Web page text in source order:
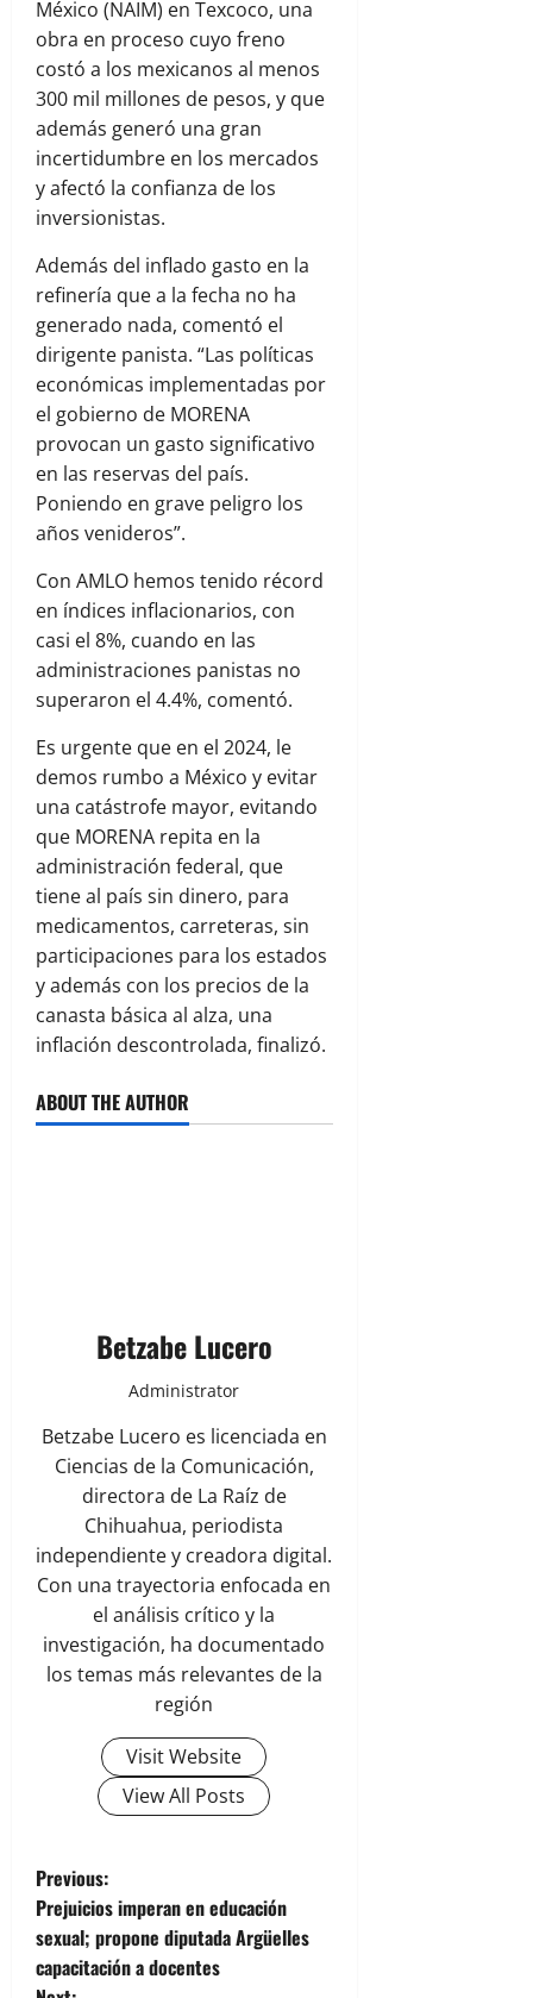
México (NAIM) en Texcoco, una
obra en proceso cuyo freno
costó a los mexicanos al menos
300 mil millones de pesos, y que
además generó una gran
incertidumbre en los mercados
y afectó la confianza de los
inversionistas.
Además del inflado gasto en la
refinería que a la fecha no ha
generado nada, comentó el
dirigente panista. “Las políticas
económicas implementadas por
el gobierno de MORENA
provocan un gasto significativo
en las reservas del país.
Poniendo en grave peligro los
años venideros”.
Con AMLO hemos tenido récord
en índices inflacionarios, con
casi el 8%, cuando en las
administraciones panistas no
superaron el 4.4%, comentó.
Es urgente que en el 2024, le
demos rumbo a México y evitar
una catástrofe mayor, evitando
que MORENA repita en la
administración federal, que
tiene al país sin dinero, para
medicamentos, carreteras, sin
participaciones para los estados
y además con los precios de la
canasta básica al alza, una
inflación descontrolada, finalizó.
ABOUT THE AUTHOR
Betzabe Lucero
Administrator
Betzabe Lucero es licenciada en
Ciencias de la Comunicación,
directora de La Raíz de
Chihuahua, periodista
independiente y creadora digital.
Con una trayectoria enfocada en
el análisis crítico y la
investigación, ha documentado
los temas más relevantes de la
región
Visit Website
View All Posts
P
o
s
Previous:
Prejuicios imperan en educación
sexual; propone diputada Argüelles
capacitación a docentes